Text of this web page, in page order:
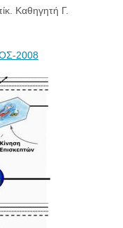
Καθηγητή Γ.
2008